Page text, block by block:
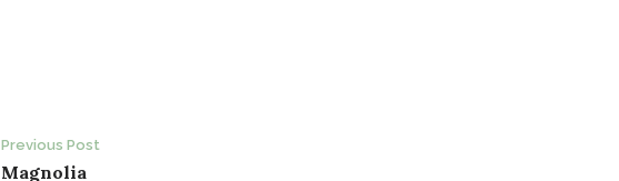
Post
Previous Post
Magnolia